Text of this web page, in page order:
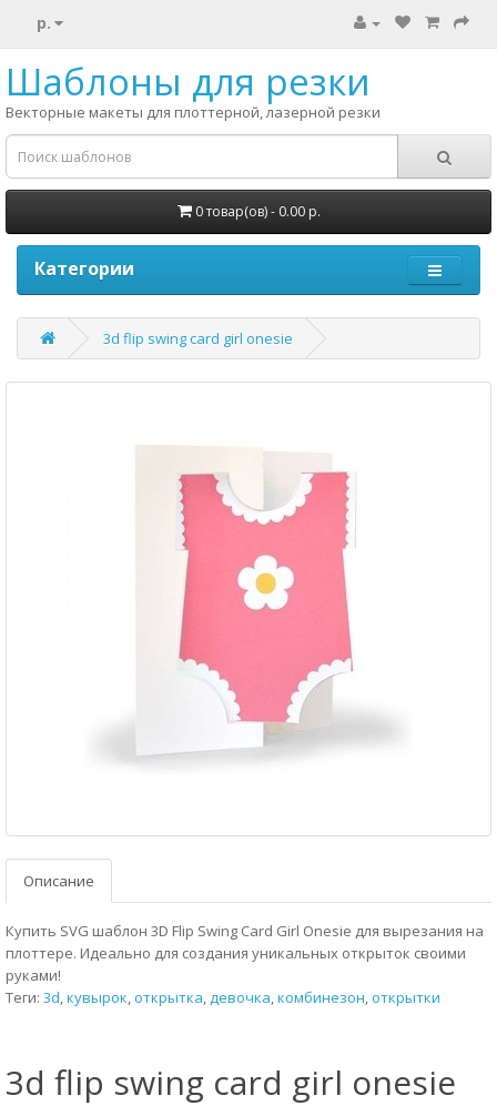
р.
Шаблоны для резки
Векторные макеты для плоттерной, лазерной резки
0 товар(ов) - 0.00 р.
Категории
3d flip swing card girl onesie
Описание
Купить SVG шаблон 3D Flip Swing Card Girl Onesie для вырезания на
плоттере. Идеально для создания уникальных открыток своими
руками!
Теги: 3d,кувырок,открытка,девочка,комбинезон,открытки
3d flip swing card girl onesie